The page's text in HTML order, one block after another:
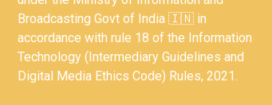
Broadcasting Govt of India 🇮🇳 in
accordance with rule 18 of the Information
Technology (Intermediary Guidelines and
Digital Media Ethics Code) Rules, 2021.